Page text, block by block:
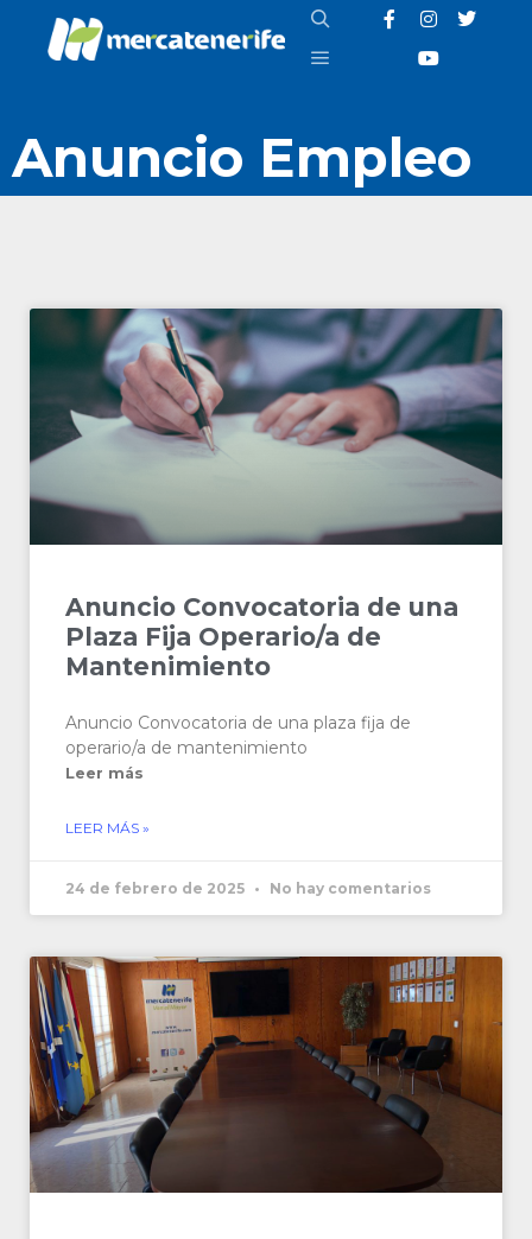
Anuncio Empleo
Anuncio Convocatoria de una
Plaza Fija Operario/a de
Mantenimiento
Anuncio Convocatoria de una plaza fija de
operario/a de mantenimiento
Leer más
LEER MÁS »
24 de febrero de 2025 No hay comentarios